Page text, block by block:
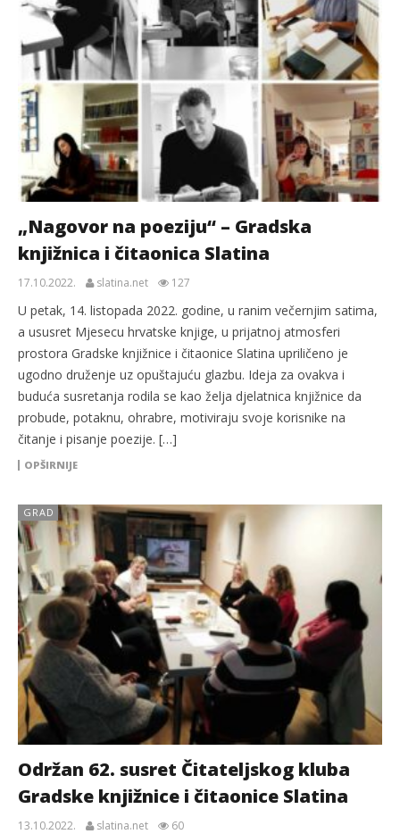
„Nagovor na poeziju“ – Gradska
knjižnica i čitaonica Slatina
17.10.2022. slatina.net 127
U petak, 14. listopada 2022. godine, u ranim večernjim satima,
a ususret Mjesecu hrvatske knjige, u prijatnoj atmosferi
prostora Gradske knjižnice i čitaonice Slatina upriličeno je
ugodno druženje uz opuštajuću glazbu. Ideja za ovakva i
buduća susretanja rodila se kao želja djelatnica knjižnice da
probude, potaknu, ohrabre, motiviraju svoje korisnike na
čitanje i pisanje poezije. […]
OPŠIRNIJE
GRAD
Održan 62. susret Čitateljskog kluba
Gradske knjižnice i čitaonice Slatina
13.10.2022. slatina.net 60